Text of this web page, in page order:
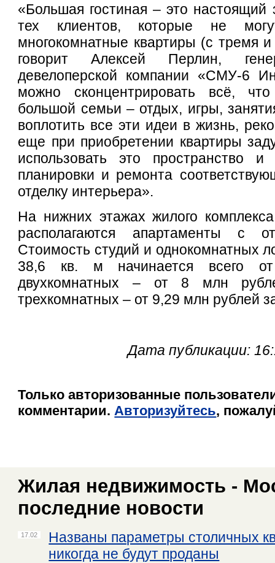
«Большая гостиная – это настоящий
тех клиентов, которые не
многокомнатные квартиры (с тремя
говорит Алексей Перлин,
девелоперской компании «СМУ-6
можно сконцентрировать всё,
большой семьи – отдых, игры,
воплотить все эти идеи в жизнь,
еще при приобретении квартиры
использовать это пространство
планировки и ремонта
отделку интерьера».
На нижних этажах жилого
располагаются апартаменты с
Стоимость студий и однокомнатных
38,6 кв. м начинается всего
двухкомнатных – от 8 млн
трехкомнатных – от 9,29 млн рублей
Дата публикации:
Только авторизованные
комментарии.Авторизуйтесь,
Жилая недвижимость -
последние новости
17.02
Названы параметры столичных
никогда не будут проданы